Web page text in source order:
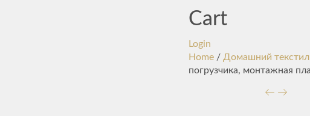
Cart
Login
Home / Домашний
погрузчика, монтажная